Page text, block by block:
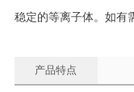
稳定的等离子体。如有
产品特点